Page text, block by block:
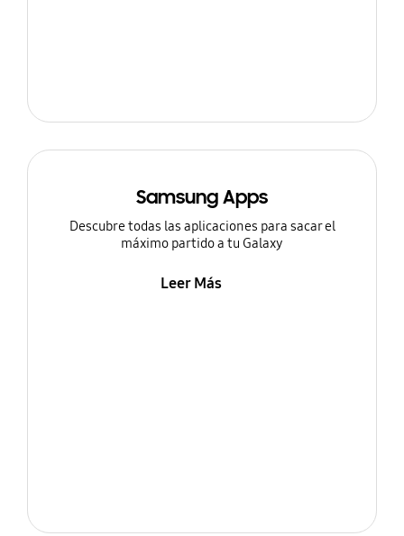
Samsung Apps
Descubre todas las aplicaciones para sacar el
máximo partido a tu Galaxy
Leer Más